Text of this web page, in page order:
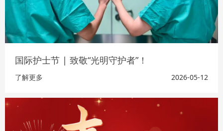
国际护士节 | 致敬“光明守护者”！
了解更多 2026-05-12